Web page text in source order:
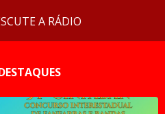
A RÁDIO